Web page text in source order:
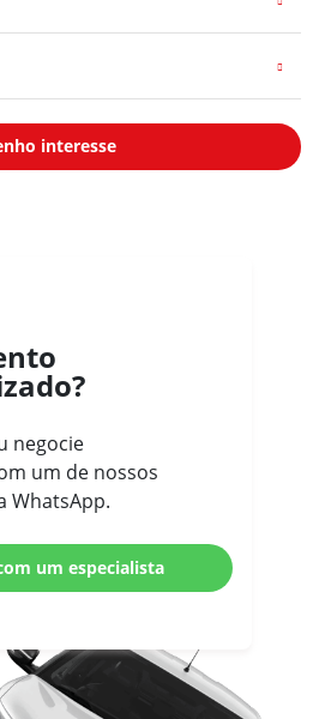
interesse
negocie
um de nossos
WhatsApp.
um especialista